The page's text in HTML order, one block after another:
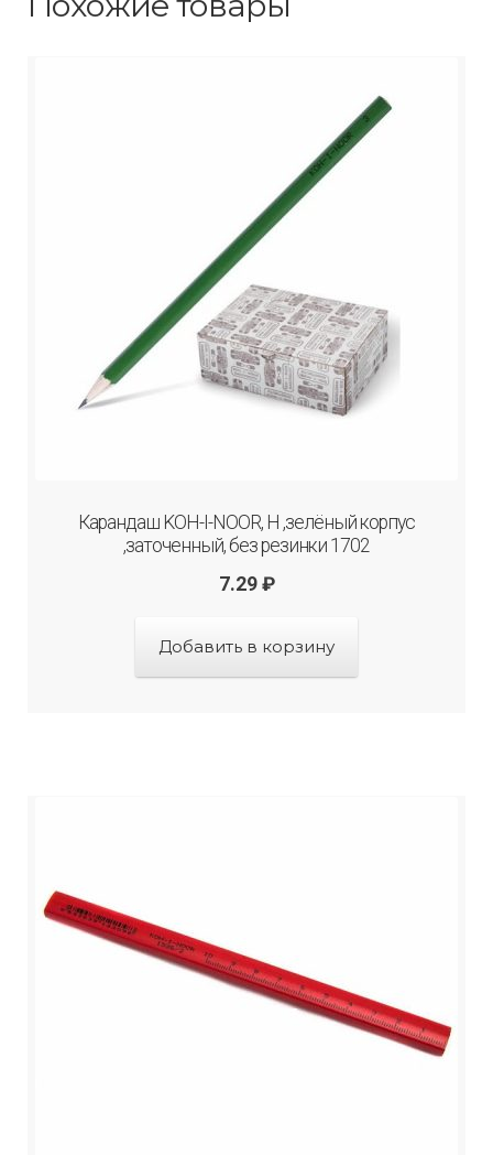
Карандаш KOH-I-NOOR, H ,зелёный корпус
,заточенный, без резинки 1702
7.29 ₽
Добавить в корзину